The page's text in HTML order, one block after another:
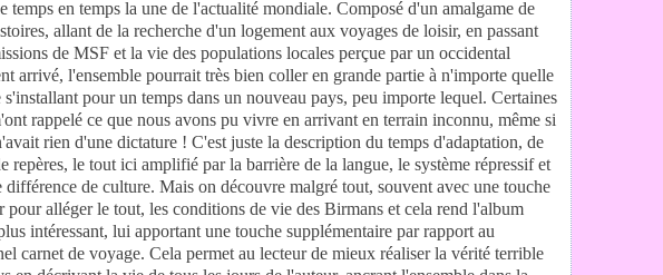
temps en temps la une de l'actualité mondiale. Composé d'un amalgame de
allant de la recherche d'un logement aux voyages de loisir, en passant
de MSF et la vie des populations locales perçue par un occidental
arrivé, l'ensemble pourrait très bien coller en grande partie à n'importe quelle
s'installant pour un temps dans un nouveau pays, peu importe lequel. Certaines
rappelé ce que nous avons pu vivre en arrivant en terrain inconnu, même si
rien d'une dictature ! C'est juste la description du temps d'adaptation, de
repères, le tout ici amplifié par la barrière de la langue, le système répressif et
différence de culture. Mais on découvre malgré tout, souvent avec une touche
pour alléger le tout, les conditions de vie des Birmans et cela rend l'album
intéressant, lui apportant une touche supplémentaire par rapport au
carnet de voyage. Cela permet au lecteur de mieux réaliser la vérité terrible